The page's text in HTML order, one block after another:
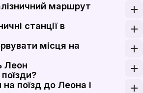
маршрут
маршрут з Леона — це
станції в
залізнична станція міста
місця на
обов'язковим на далекі поїзди
Леон
високошвидкісними та
поїзд до Леона і